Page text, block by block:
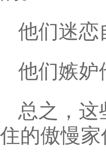
他们迷恋
他们嫉妒
总之，这
住的傲慢家